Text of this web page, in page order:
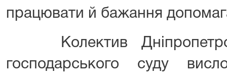
працювати й бажання
Колектив
господарського суду